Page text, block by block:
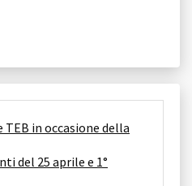
TEB in occasione della
del 25 aprile e 1°